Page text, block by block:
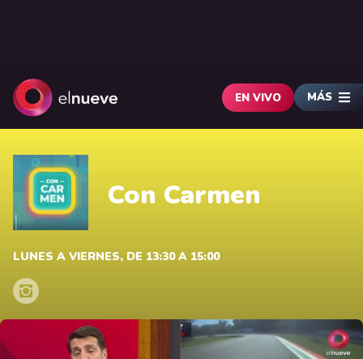
EN VIVO MÁS
Con Carmen
LUNES A VIERNES, DE 13:30 A 15:00